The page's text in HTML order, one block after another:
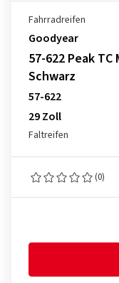
Fahrradreifen
Goodyear
57-622 Peak TC
Schwarz
57-622
29 Zoll
Faltreifen
(0)